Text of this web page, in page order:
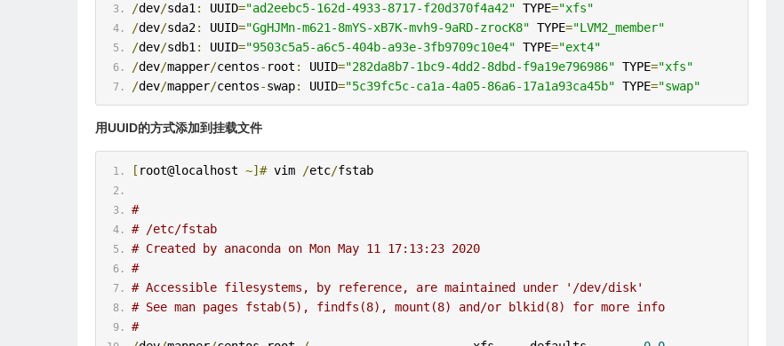
/dev/sda1 : UUID="ad2eebc5-162d-4933-8717-f20d370f4a42" TYPE="xfs"
/dev/sda2: UUID="GgHJMn-m621-8mYS-xB7K-mvh9-9aRD-zrocK8" TYPE="LVM2_member"
/dev/sdb1 : UUID="9503c5a5-a6c5-404b-a93e-3fb9709c10e4" TYPE="ext4"
/dev/mapper/centos- root : UUID="282da8b7-1bc9-4dd2-8dbd-f9a19e796986" TYPE="xfs"
/dev/mapper/centos-swap: UUID="5c39fc5c-ca1a-4a05-86a6-17a1a93ca45b" TYPE="swap"
用UUID的方式添加到挂载文件
[ root@localhost ~]# vim /etc/fstab
#
# /etc/fstab
# Created by anaconda on Mon May 11 17:13:23 2020
#
# Accessible filesystems, by reference, are maintained under '/dev/disk'
# See man pages fstab(5), findfs(8), mount(8) and/or blkid(8) for more info
#